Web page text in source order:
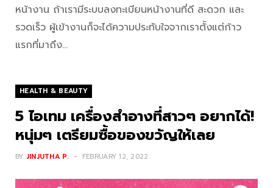
หน้างาน ถ้าเรามีระบบลงทะเบียนหน้างานที่ดี สะดวก และ
รวดเร็ว ผู้เข้างานก็จะได้ความประทับใจจากเราตั้งแต่ก้าว
แรกที่มาถึง…
HEALTH & BEAUTY
5 ไอเทม เครื่องสำอางที่สาวๆ อยากได้!
หนุ่มๆ เตรียมซื้อของขวัญให้เลย
BY JINJUTHA P. FEBRUARY 12, 2022